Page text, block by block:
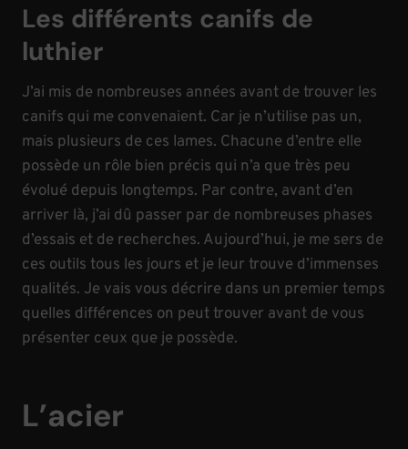
Les différents canifs de
luthier
J’ai mis de nombreuses années avant de trouver les
canifs qui me convenaient. Car je n’utilise pas un,
mais plusieurs de ces lames. Chacune d’entre elle
possède un rôle bien précis qui n’a que très peu
évolué depuis longtemps. Par contre, avant d’en
arriver là, j’ai dû passer par de nombreuses phases
d’essais et de recherches. Aujourd’hui, je me sers de
ces outils tous les jours et je leur trouve d’immenses
qualités. Je vais vous décrire dans un premier temps
quelles différences on peut trouver avant de vous
présenter ceux que je possède.
L’acier